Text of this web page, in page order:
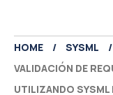
HOME
SYSML
VALIDACIÓN DE
UTILIZANDO SYSML